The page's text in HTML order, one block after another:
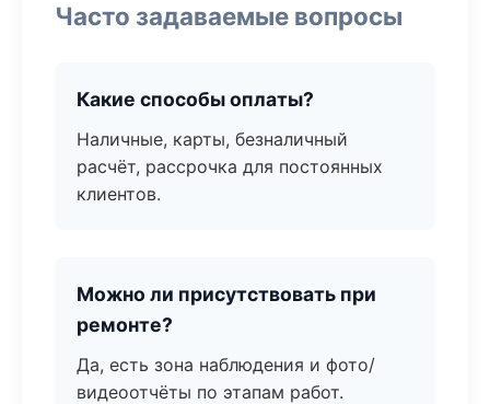
Часто задаваемые вопросы
Какие способы оплаты?
Наличные, карты, безналичный
расчёт, рассрочка для постоянных
клиентов.
Можно ли присутствовать при
ремонте?
Да, есть зона наблюдения и фото/
видеоотчёты по этапам работ.